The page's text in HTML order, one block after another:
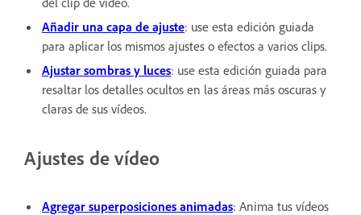
Añadir una capa de ajuste: use esta edición guiada
para aplicar los mismos ajustes o efectos a varios clips.
Ajustar sombras y luces: use esta edición guiada para
resaltar los detalles ocultos en las áreas más oscuras y
claras de sus vídeos.
Ajustes de vídeo
Agregar superposiciones animadas: Anima tus vídeos